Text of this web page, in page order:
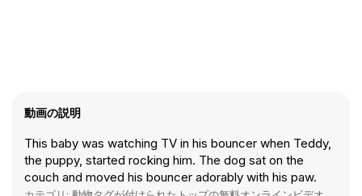
動画の説明
This baby was watching TV in his bouncer when Teddy,
the puppy, started rocking him. The dog sat on the
couch and moved his bouncer adorably with his paw.